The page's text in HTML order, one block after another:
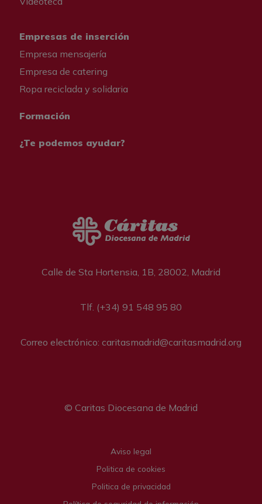
Empresas de inserción
Empresa mensajería
Empresa de catering
Ropa reciclada y solidaria
Formación
¿Te podemos ayudar?
Calle de Sta Hortensia, 1B, 28002, Madrid
Tlf. (+34) 91 548 95 80
Correo electrónico: caritasmadrid@caritasmadrid.org
© Caritas Diocesana de Madrid
Aviso legal
Politica de cookies
Politica de privacidad